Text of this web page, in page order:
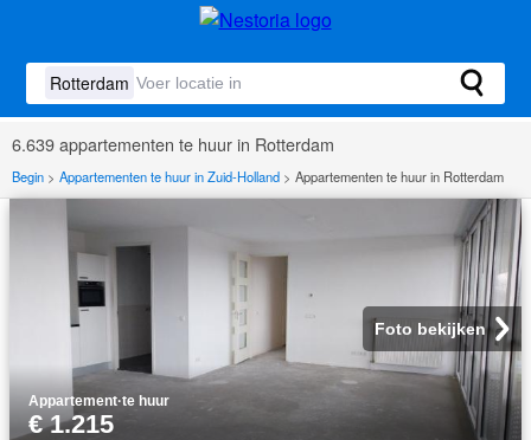
6.639 appartementen te huur in Rotterdam
Begin > Appartementen te huur in Zuid-Holland > Appartementen te huur in Rotterdam
Foto bekijken
Appartement·te huur
€ 1.215